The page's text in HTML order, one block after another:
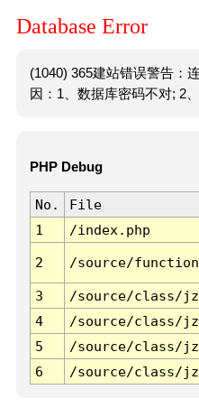
Database Error
(1040) 365建站错误警告：
因：1、数据库密码不对; 2
PHP Debug
No. File
1
/index.php
2 /source/
3 /source/class/
4
/source/class/
5
/source/class/
6
/source/class/